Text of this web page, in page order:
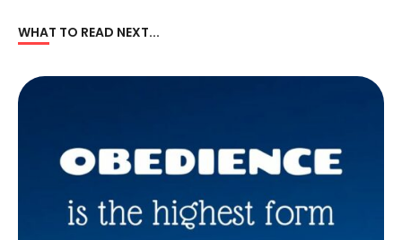
WHAT TO READ NEXT...